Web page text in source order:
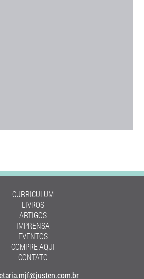
CURRICULUM
LIVROS
ARTIGOS
IMPRENSA
EVENTOS
COMPRE AQUI
CONTATO